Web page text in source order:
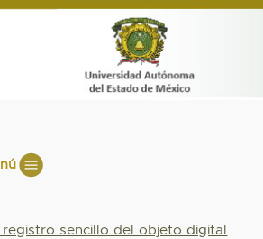
sencillo del objeto digital